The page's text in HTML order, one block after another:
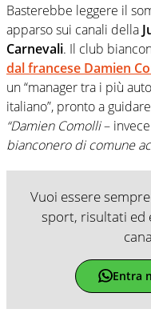
Basterebbe leggere il
apparso sui canali della
Carnevali. Il club
dal francese Damien
un “manager tra i più
italiano”, pronto a guidare
“Damien Comolli–
bianconero di comune
Vuoi essere
sport, risultati ed
Entra